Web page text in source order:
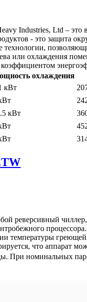
Industries, Ltd –
- это защита
или охлаждения
охлаждения
кВт
кВт
реверсивный
температуры
что аппарат
При номинальных